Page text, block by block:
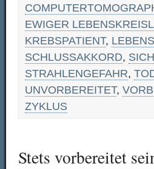
EWIGER
KREBSPATIENT,
SCHLUSSAKKORD,
STRAHLENGEFAHR,
UNVORBEREITET,
ZYKLUS
Stets vorbereitet